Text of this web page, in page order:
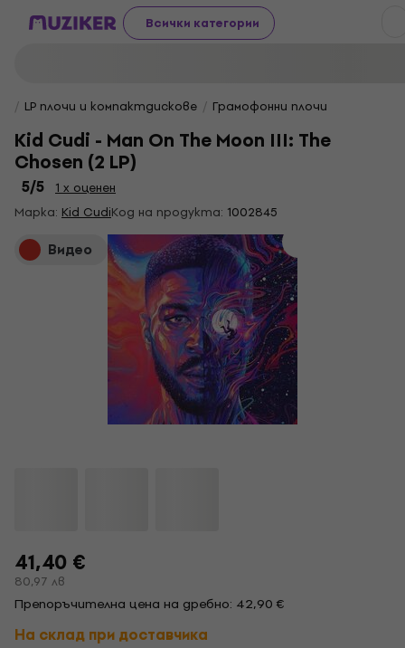
Всички категории
LP плочи и компактдискове Грамофонни плочи
Kid Cudi - Man On The Moon III: The
Chosen (2 LP)
5/5
1 x оценен
Марка: Kid CudiКод на продукта: 1002845
Видео
41,40 €
80,97 лв
Препоръчителна цена на дребно: 42,90 €
На склад при доставчика